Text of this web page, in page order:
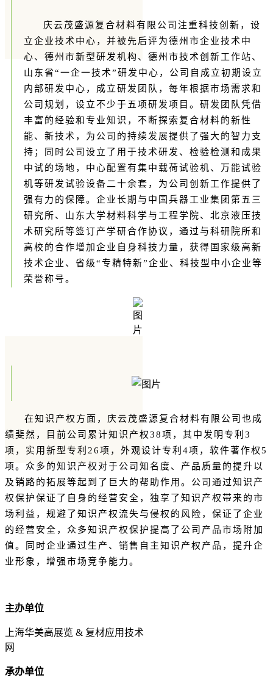
庆云茂盛源复合材料有限公司 注重科技创新，设
立企业技术中心，并被先后评为德州市企业技术中
心、德州市新型研发机构、德州市技术创新工作站、
山东省“一企一技术”研发中心，公司自成立初期设立
内部研发中心，成立研发团队，每年根据市场需求和
公司规划，设立不少于五项研发项目。研发团队凭借
丰富的经验和专业知识，不断探索复合材料的新性
能、新技术，为公司的持续发展提供了强大的智力支
持；同时公司 设立了用于技术研发、检验检测和成果
中试的场地，中心配置有集中载荷试验机、万能试验
机等研发试验设备二十余套，为公司创新工作提供了
强有力的保障。 企业长期与中国兵器工业集团第五三
研究所、山东大学材料科学与工程学院、北京液压技
术研究所等签订产学研合作协议，通过与科研院所和
高校的合作增加企业自身科技力量，获得国家级高新
技术企业、省级“专精特新”企业、科技型中小企业等
荣誉称号。
在知识产权方面，庆云茂盛源复合材料有限公司也成
绩斐然，目前公司累计知识产权38项，其中发明专利3
项，实用新型专利26项，外观设计专利4项，软件著作权5
项。众多的知识产权对于公司知名度、产品质量的提升以
及销路的拓展等起到了巨大的帮助作用。公司通过知识产
权保护保证了自身的经营安全，独享了知识产权带来的市
场利益，规避了知识产权流失与侵权的风险，保证了企业
的经营安全，众多知识产权保护提高了公司产品市场附加
值。同时企业通过生产、销售自主知识产权产品，提升企
业形象，增强市场竞争能力。
主办单位
上海华美高展览 & 复材应用技术
网
承办单位